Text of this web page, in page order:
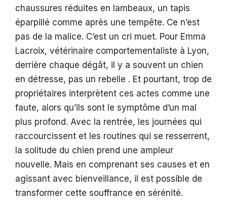
chaussures réduites en lambeaux, un tapis
éparpillé comme après une tempête. Ce n’est
pas de la malice. C’est un cri muet. Pour Emma
Lacroix, vétérinaire comportementaliste à Lyon,
derrière chaque dégât, il y a souvent un chien
en détresse, pas un rebelle . Et pourtant, trop de
propriétaires interprètent ces actes comme une
faute, alors qu’ils sont le symptôme d’un mal
plus profond. Avec la rentrée, les journées qui
raccourcissent et les routines qui se resserrent,
la solitude du chien prend une ampleur
nouvelle. Mais en comprenant ses causes et en
agissant avec bienveillance, il est possible de
transformer cette souffrance en sérénité.